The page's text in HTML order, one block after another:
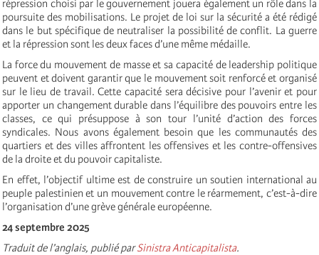
répression choisi par le gouvernement jouera également un rôle dans la
poursuite des mobilisations. Le projet de loi sur la sécurité a été rédigé
dans le but spécifique de neutraliser la possibilité de conflit. La guerre
et la répression sont les deux faces d’une même médaille.
La force du mouvement de masse et sa capacité de leadership politique
peuvent et doivent garantir que le mouvement soit renforcé et organisé
sur le lieu de travail. Cette capacité sera décisive pour l’avenir et pour
apporter un changement durable dans l’équilibre des pouvoirs entre les
classes, ce qui présuppose à son tour l’unité d’action des forces
syndicales. Nous avons également besoin que les communautés des
quartiers et des villes affrontent les offensives et les contre-offensives
de la droite et du pouvoir capitaliste.
En effet, l’objectif ultime est de construire un soutien international au
peuple palestinien et un mouvement contre le réarmement, c’est-à-dire
l’organisation d’une grève générale européenne.
24 septembre 2025
Traduit de l’anglais, publié parSinistra Anticapitalista.